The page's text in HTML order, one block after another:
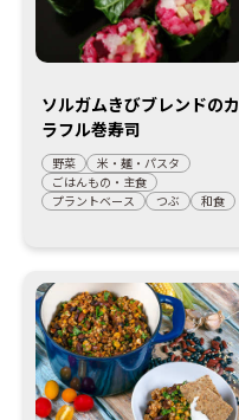
ソルガムきびブレンドのカ
ラフル巻寿司
野菜
米・麺・パスタ
ごはんもの・主食
プラントベース
つぶ 和食